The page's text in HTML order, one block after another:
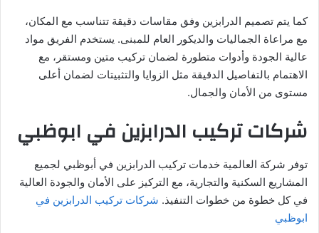
كما يتم تصميم الدرابزين وفق مقاسات دقيقة تتناسب مع المكان،
مع مراعاة الجماليات والديكور العام للمبنى. يستخدم الفريق مواد
عالية الجودة وأدوات متطورة لضمان تركيب متين ومستقر، مع
الاهتمام بالتفاصيل الدقيقة مثل الزوايا والتثبيتات لضمان أعلى
مستوى من الأمان والجمال.
شركات تركيب الدرابزين في ابوظبي
توفر شركة العالمية خدمات تركيب الدرابزين في أبوظبي لجميع
المشاريع السكنية والتجارية، مع التركيز على الأمان والجودة العالية
في كل خطوة من خطوات التنفيذ. شركات تركيب الدرابزين في
ابوظبي